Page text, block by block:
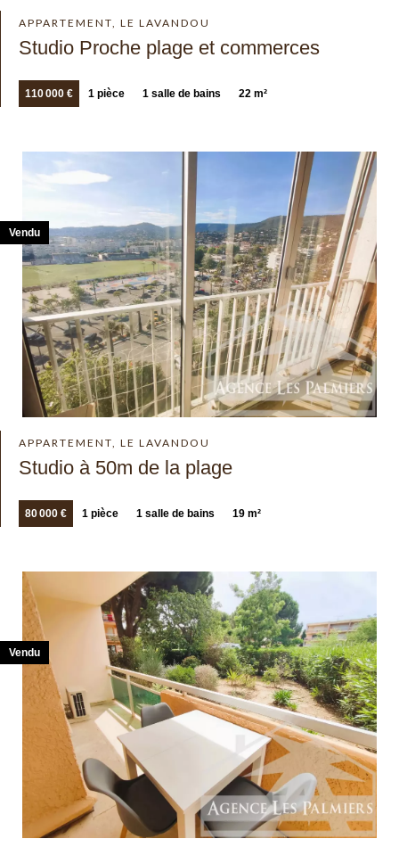
APPARTEMENT, LE LAVANDOU
Studio Proche plage et commerces
110 000 € 1 pièce 1 salle de bains 22 m²
APPARTEMENT, LE LAVANDOU
Studio à 50m de la plage
80 000 € 1 pièce 1 salle de bains 19 m²
Vendu
Vendu